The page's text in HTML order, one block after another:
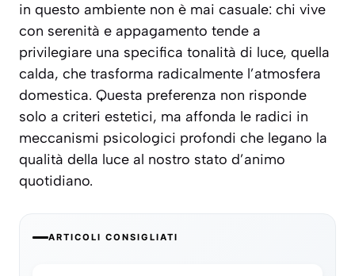
in questo ambiente non è mai casuale: chi vive
con serenità e appagamento tende a
privilegiare una specifica tonalità di luce, quella
calda, che trasforma radicalmente l’atmosfera
domestica. Questa preferenza non risponde
solo a criteri estetici, ma affonda le radici in
meccanismi psicologici profondi che legano la
qualità della luce al nostro stato d’animo
quotidiano.
ARTICOLI CONSIGLIATI